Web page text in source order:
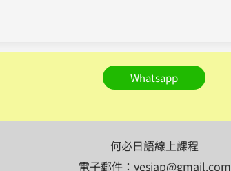
Whatsapp
何必日語線上課程
電子郵件：yesjap@gmail.com